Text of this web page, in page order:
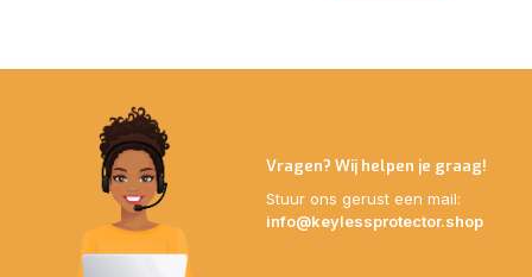
Vragen? Wij helpen je graag!
Stuur ons gerust een mail:
info@keylessprotector.shop